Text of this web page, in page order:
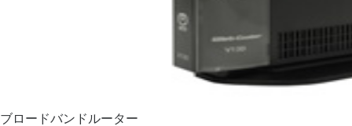
ブロードバンドルーター